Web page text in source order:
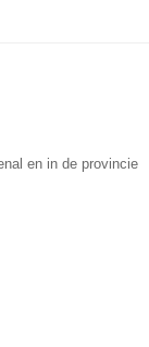
en in de provincie